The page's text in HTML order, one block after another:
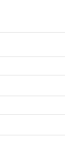
printre